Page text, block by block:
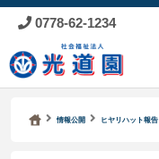
0778-62-1234
社会福祉法人 光道園
情報公開 ヒヤリハット報告